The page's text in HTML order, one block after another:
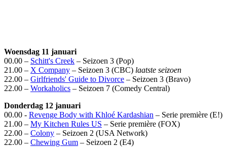
Woensdag 11 januari
00.00 – Schitt's Creek – Seizoen 3 (Pop)
21.00 – X Company – Seizoen 3 (CBC) laatste seizoen
22.00 – Girlfriends' Guide to Divorce – Seizoen 3 (Bravo)
22.00 – Workaholics – Seizoen 7 (Comedy Central)
Donderdag 12 januari
00.00 - Revenge Body with Khloé Kardashian – Serie première (E!)
21.00 – My Kitchen Rules US – Serie première (FOX)
22.00 – Colony – Seizoen 2 (USA Network)
22.00 – Chewing Gum – Seizoen 2 (E4)